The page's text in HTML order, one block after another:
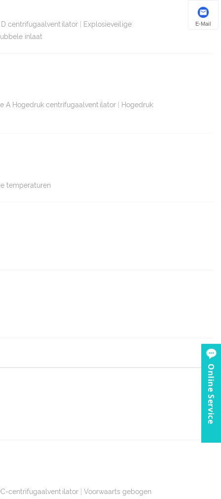
centrifugaalventilator | Explosieveilige
inlaat
A Hogedruk centrifugaalventilator | Hogedruk
temperaturen
centrifugaalventilator | Voorwaarts gebogen
E-Mail
Online Service